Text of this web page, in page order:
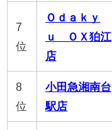
7
位
Ｏｄａｋｙ
ｕ ＯＸ狛江
店
8
位
小田急湘南台
駅店